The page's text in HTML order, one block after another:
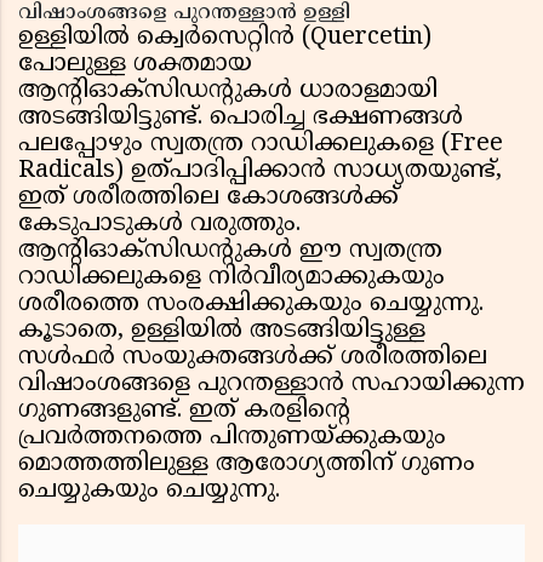
വിഷാംശങ്ങളെ പുറന്തള്ളാൻ ഉള്ളി
ഉള്ളിയിൽ ക്വെർസെറ്റിൻ (Quercetin)
പോലുള്ള ശക്തമായ
ആന്റിഓക്സിഡന്റുകൾ ധാരാളമായി
അടങ്ങിയിട്ടുണ്ട്. പൊരിച്ച ഭക്ഷണങ്ങൾ
പലപ്പോഴും സ്വതന്ത്ര റാഡിക്കലുകളെ (Free
Radicals) ഉത്പാദിപ്പിക്കാൻ സാധ്യതയുണ്ട്,
ഇത് ശരീരത്തിലെ കോശങ്ങൾക്ക്
കേടുപാടുകൾ വരുത്തും.
ആന്റിഓക്സിഡന്റുകൾ ഈ സ്വതന്ത്ര
റാഡിക്കലുകളെ നിർവീര്യമാക്കുകയും
ശരീരത്തെ സംരക്ഷിക്കുകയും ചെയ്യുന്നു.
കൂടാതെ, ഉള്ളിയിൽ അടങ്ങിയിട്ടുള്ള
സൾഫർ സംയുക്തങ്ങൾക്ക് ശരീരത്തിലെ
വിഷാംശങ്ങളെ പുറന്തള്ളാൻ സഹായിക്കുന്ന
ഗുണങ്ങളുണ്ട്. ഇത് കരളിന്റെ
പ്രവർത്തനത്തെ പിന്തുണയ്ക്കുകയും
മൊത്തത്തിലുള്ള ആരോഗ്യത്തിന് ഗുണം
ചെയ്യുകയും ചെയ്യുന്നു.